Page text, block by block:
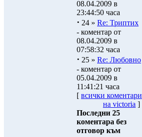
08.04.2009 в
23:44:50 часа
· 24 » Re: Триптих
- коментар от
08.04.2009 в
07:58:32 часа
· 25 » Re: Любовно
- коментар от
05.04.2009 в
11:41:21 часа
[ всички коментари
на victoria ]
Последни 25
коментара без
отговор към